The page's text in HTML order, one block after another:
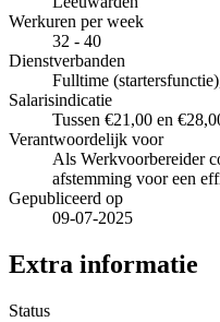
Werkuren per week
32 - 40
Dienstverbanden
Fulltime
Salarisindicatie
Tussen €21,00 en
Verantwoordelijk voor
Als Werkvoorbereider
afstemming voor een
Gepubliceerd op
09-07-2025
Extra informatie
Status